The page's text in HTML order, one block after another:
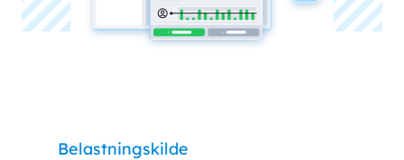
Belastningskilde